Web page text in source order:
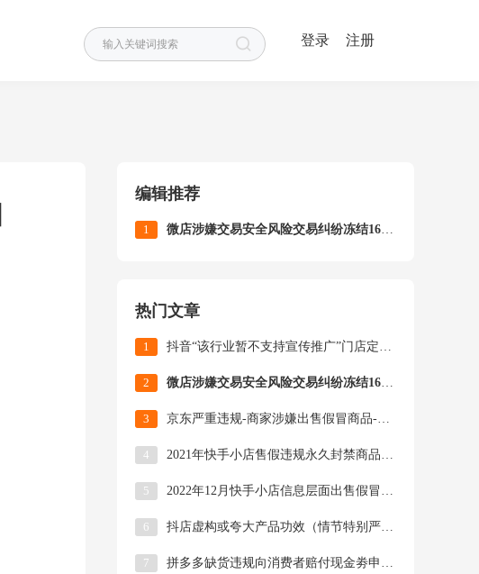
登录 注册
编辑推荐
1 微店涉嫌交易安全风险交易纠纷冻结16万资金申诉提现成功
热门文章
1 抖音“该行业暂不支持宣传推广”门店定位仅本人可见申诉成功
2 微店涉嫌交易安全风险交易纠纷冻结16万资金申诉提现成功
3 京东严重违规-商家涉嫌出售假冒商品-扣25分罚款40000申诉成功截图
4 2021年快手小店售假违规永久封禁商品功能申诉成功图文案例
5 2022年12月快手小店信息层面出售假冒商品扣分申诉成功截图
6 抖店虚构或夸大产品功效（情节特别严重）申诉成功截图
7 拼多多缺货违规向消费者赔付现金劵申诉成功截图